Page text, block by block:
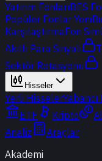
Yatırım FonlarıBES
Popüler Fonlar Yeni
KarşılaştırmaFon
Akıllı Para Sinyali
Sektör Rotasyonu
Hisseler
Yerli Hisseler
ETF
Kripto
Analiz
Araçlar
Akademi